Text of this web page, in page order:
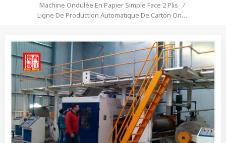
Machine Ondulée En Papier Simple Face 2 Plis /
Ligne De Production Automatique De Carton Ondulé 2 Plis